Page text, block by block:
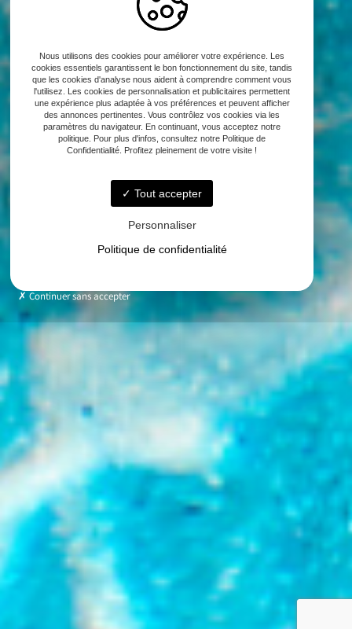
Nous utilisons des cookies pour améliorer votre expérience. Les
cookies essentiels garantissent le bon fonctionnement du site, tandis
que les cookies d'analyse nous aident à comprendre comment vous
l'utilisez. Les cookies de personnalisation et publicitaires permettent
une expérience plus adaptée à vos préférences et peuvent afficher
des annonces pertinentes. Vous contrôlez vos cookies via les
paramètres du navigateur. En continuant, vous acceptez notre
politique. Pour plus d'infos, consultez notre Politique de
Confidentialité. Profitez pleinement de votre visite !
Tout accepter
Personnaliser
Politique de confidentialité
Continuer sans accepter